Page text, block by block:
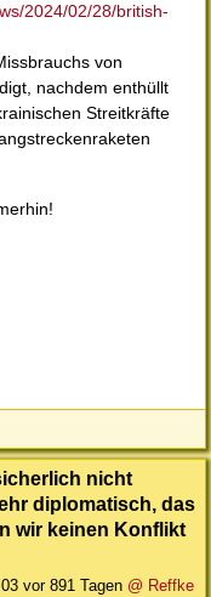
2024/02/28/british-
von
nachdem enthüllt
Streitkräfte
nicht
diplomatisch, das
wir keinen Konflikt
vor 891 Tagen @ Reffke